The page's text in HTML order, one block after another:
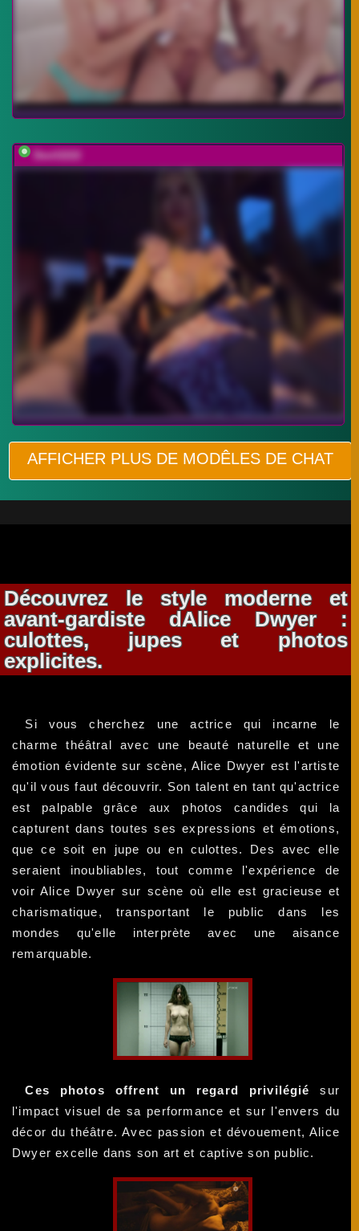
Devil2222
AFFICHER PLUS DE MODÊLES DE CHAT
Découvrez le style moderne et
avant-gardiste dAlice Dwyer :
culottes, jupes et photos
explicites.
Si vous cherchez une actrice qui incarne le
charme théâtral avec une beauté naturelle et une
émotion évidente sur scène, Alice Dwyer est l'artiste
qu'il vous faut découvrir. Son talent en tant qu'actrice
est palpable grâce aux photos candides qui la
capturent dans toutes ses expressions et émotions,
que ce soit en jupe ou en culottes. Des avec elle
seraient inoubliables, tout comme l'expérience de
voir Alice Dwyer sur scène où elle est gracieuse et
charismatique, transportant le public dans les
mondes qu'elle interprète avec une aisance
remarquable.
Ces photos offrent un regard privilégié sur
l'impact visuel de sa performance et sur l'envers du
décor du théâtre. Avec passion et dévouement, Alice
Dwyer excelle dans son art et captive son public.